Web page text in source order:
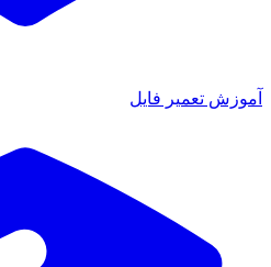
آموزش تعمیر فایل